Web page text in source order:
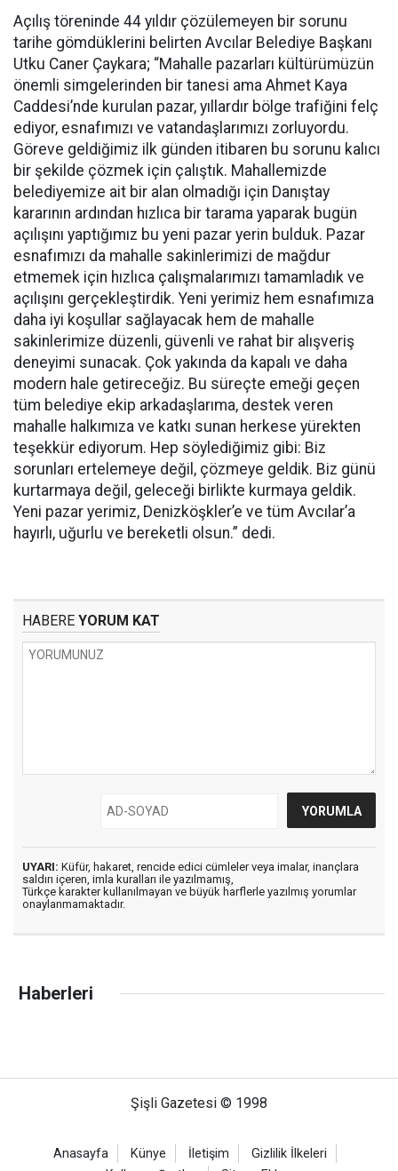
Açılış töreninde 44 yıldır çözülemeyen bir sorunu
tarihe gömdüklerini belirten Avcılar Belediye Başkanı
Utku Caner Çaykara; “Mahalle pazarları kültürümüzün
önemli simgelerinden bir tanesi ama Ahmet Kaya
Caddesi’nde kurulan pazar, yıllardır bölge trafiğini felç
ediyor, esnafımızı ve vatandaşlarımızı zorluyordu.
Göreve geldiğimiz ilk günden itibaren bu sorunu kalıcı
bir şekilde çözmek için çalıştık. Mahallemizde
belediyemize ait bir alan olmadığı için Danıştay
kararının ardından hızlıca bir tarama yaparak bugün
açılışını yaptığımız bu yeni pazar yerin bulduk. Pazar
esnafımızı da mahalle sakinlerimizi de mağdur
etmemek için hızlıca çalışmalarımızı tamamladık ve
açılışını gerçekleştirdik. Yeni yerimiz hem esnafımıza
daha iyi koşullar sağlayacak hem de mahalle
sakinlerimize düzenli, güvenli ve rahat bir alışveriş
deneyimi sunacak. Çok yakında da kapalı ve daha
modern hale getireceğiz. Bu süreçte emeği geçen
tüm belediye ekip arkadaşlarıma, destek veren
mahalle halkımıza ve katkı sunan herkese yürekten
teşekkür ediyorum. Hep söylediğimiz gibi: Biz
sorunları ertelemeye değil, çözmeye geldik. Biz günü
kurtarmaya değil, geleceği birlikte kurmaya geldik.
Yeni pazar yerimiz, Denizköşkler’e ve tüm Avcılar’a
hayırlı, uğurlu ve bereketli olsun.” dedi.
HABERE YORUM KAT
UYARI: Küfür, hakaret, rencide edici cümleler veya imalar, inançlara
saldırı içeren, imla kuralları ile yazılmamış,
Türkçe karakter kullanılmayan ve büyük harflerle yazılmış yorumlar
onaylanmamaktadır.
Haberleri
Şişli Gazetesi © 1998
Anasayfa Künye İletişim
Gizlilik İlkeleri